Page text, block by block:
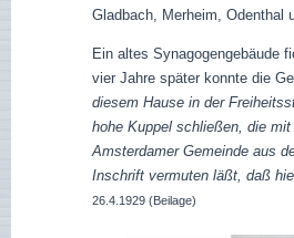
Gladbach, Merheim, Odenthal
Ein altes Synagogengebäude
vier Jahre später konnte die
diesem Hause in der
hohe Kuppel schließen, die
Amsterdamer Gemeinde aus
Inschrift vermuten läßt, daß
26.4.1929 (Beilage)